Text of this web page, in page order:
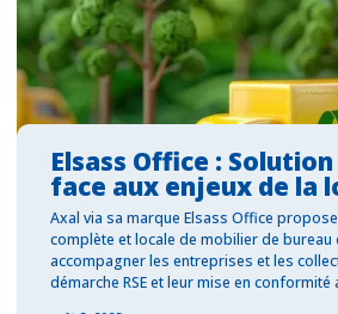
Elsass Office :
face aux enjeux de la
Axal via sa marque Elsass Office
complète et locale de mobilier de bureau
accompagner les entreprises et les
démarche RSE et leur mise en conformité